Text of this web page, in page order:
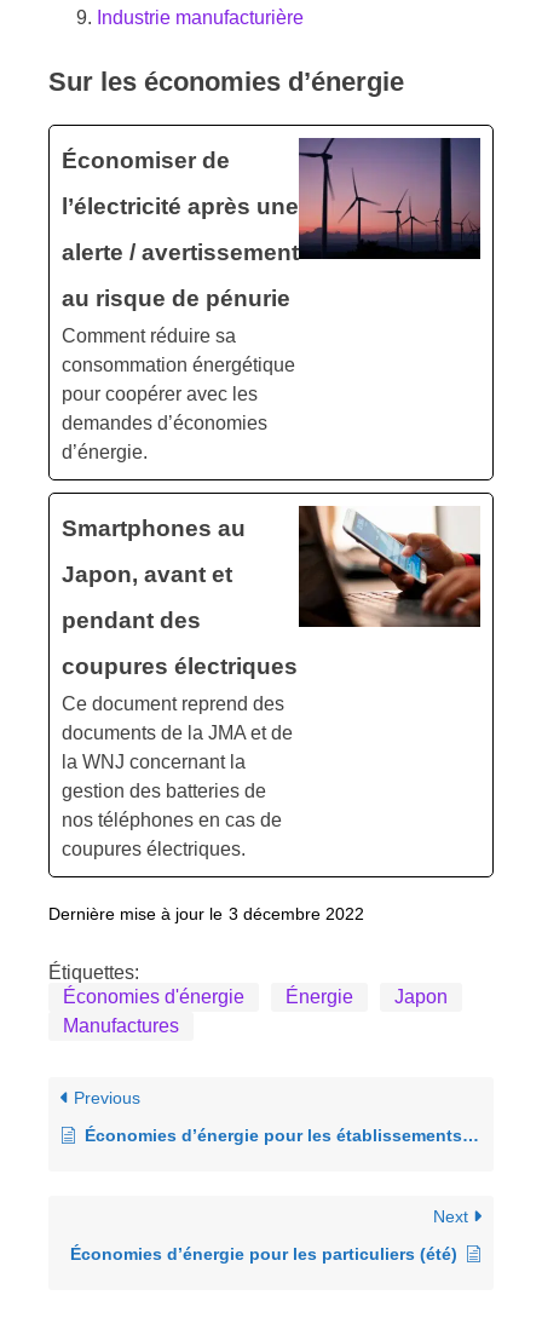
Industrie manufacturière
Sur les économies d’énergie
Économiser de
l’électricité après une
alerte / avertissement
au risque de pénurie
Comment réduire sa
consommation énergétique
pour coopérer avec les
demandes d’économies
d’énergie.
Smartphones au
Japon, avant et
pendant des
coupures électriques
Ce document reprend des
documents de la JMA et de
la WNJ concernant la
gestion des batteries de
nos téléphones en cas de
coupures électriques.
Dernière mise à jour le 3 décembre 2022
Étiquettes:
Économies d'énergie
Énergie
Japon
Manufactures
Previous
Économies d’énergie pour les établissements scolaires (version hiver)
Next
Économies d’énergie pour les particuliers (été)